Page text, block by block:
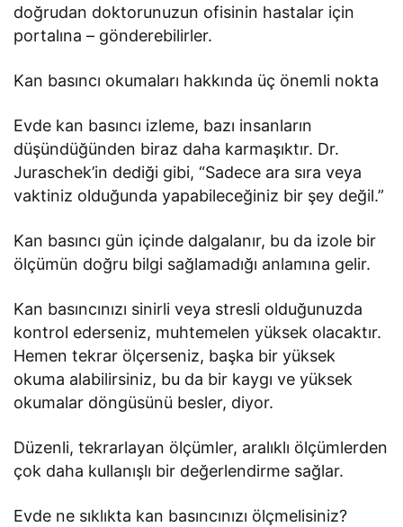
doğrudan doktorunuzun ofisinin hastalar için
portalına – gönderebilirler.
Kan basıncı okumaları hakkında üç önemli nokta
Evde kan basıncı izleme, bazı insanların
düşündüğünden biraz daha karmaşıktır. Dr.
Juraschek’in dediği gibi, “Sadece ara sıra veya
vaktiniz olduğunda yapabileceğiniz bir şey değil.”
Kan basıncı gün içinde dalgalanır, bu da izole bir
ölçümün doğru bilgi sağlamadığı anlamına gelir.
Kan basıncınızı sinirli veya stresli olduğunuzda
kontrol ederseniz, muhtemelen yüksek olacaktır.
Hemen tekrar ölçerseniz, başka bir yüksek
okuma alabilirsiniz, bu da bir kaygı ve yüksek
okumalar döngüsünü besler, diyor.
Düzenli, tekrarlayan ölçümler, aralıklı ölçümlerden
çok daha kullanışlı bir değerlendirme sağlar.
Evde ne sıklıkta kan basıncınızı ölçmelisiniz?